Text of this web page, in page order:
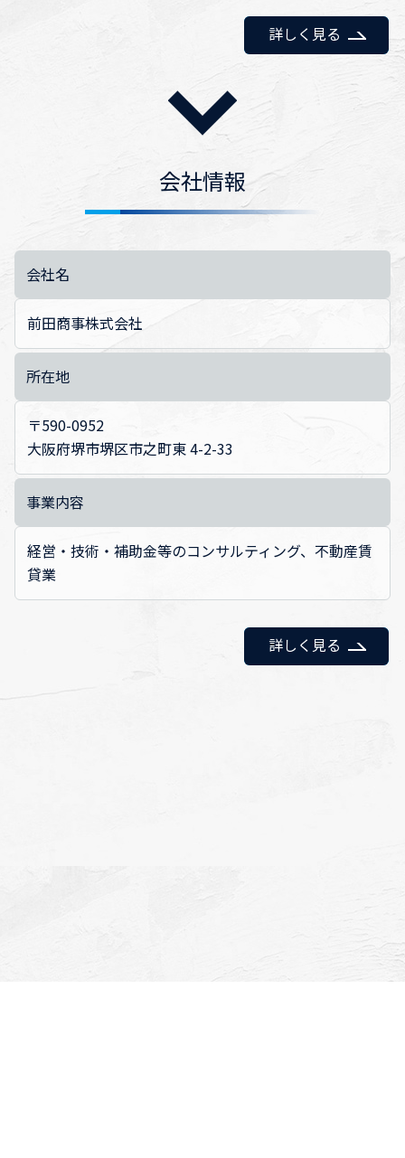
詳しく見る
会社情報
会社名
前田商事株式会社
所在地
〒590-0952
大阪府堺市堺区市之町東 4-2-33
事業内容
経営・技術・補助金等のコンサルティング、不動産賃
貸業
詳しく見る